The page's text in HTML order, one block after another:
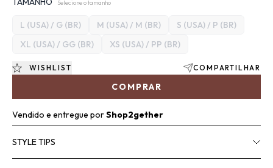
Selecione o tamanho
L (USA) / G (BR) M (USA) / M (BR)
S (USA) / P (BR)
XL (USA) / GG (BR)
XS (USA) / PP (BR)
COMPRAR
WISHLIST COMPARTILHAR
Vendido e entregue porShop2gether
STYLE TIPS